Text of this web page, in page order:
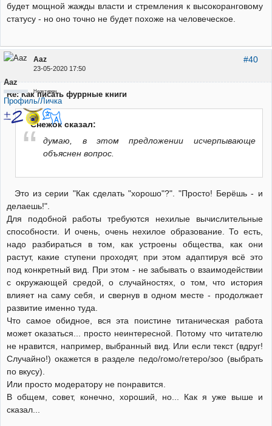
будет мощной жажды власти и стремления к высокоранговому
статусу - но оно точно не будет похоже на человеческое.
#40
Aaz
23-05-2020 17:50
Aaz
Неактивен
Профиль/Личка
Re: Как писать фуррные книги
Снежок сказал:
думаю, в этом предложении исчерпывающе
объяснен вопрос.
Это из серии "Как сделать "хорошо"?". "Просто! Берёшь - и
делаешь!".
Для подобной работы требуются нехилые вычислительные
способности. И очень, очень нехилое образование. То есть,
надо разбираться в том, как устроены общества, как они
растут, какие ступени проходят, при этом адаптируя всё это
под конкретный вид. При этом - не забывать о взаимодействии
с окружающей средой, о случайностях, о том, что история
влияет на саму себя, и свернув в одном месте - продолжает
развитие именно туда.
Что самое обидное, вся эта поистине титаническая работа
может оказаться... просто неинтересной. Потому что читателю
не нравится, например, выбранный вид. Или если текст (вдруг!
Случайно!) окажется в разделе педо/гомо/гетеро/зоо (выбрать
по вкусу).
Или просто модератору не понравится.
В общем, совет, конечно, хороший, но... Как я уже выше и
сказал...